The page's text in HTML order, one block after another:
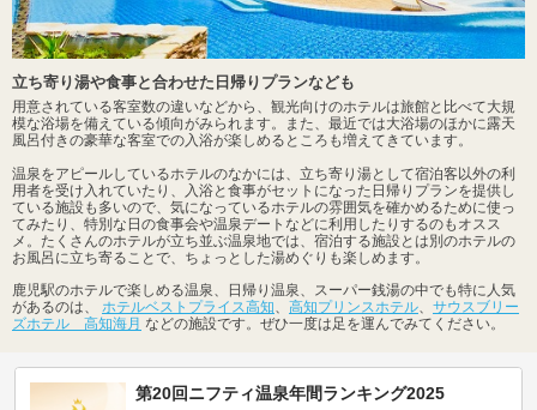
立ち寄り湯や食事と合わせた日帰りプランなども
用意されている客室数の違いなどから、観光向けのホテルは旅館と比べて大規
模な浴場を備えている傾向がみられます。また、最近では大浴場のほかに露天
風呂付きの豪華な客室での入浴が楽しめるところも増えてきています。
温泉をアピールしているホテルのなかには、立ち寄り湯として宿泊客以外の利
用者を受け入れていたり、入浴と食事がセットになった日帰りプランを提供し
ている施設も多いので、気になっているホテルの雰囲気を確かめるために使っ
てみたり、特別な日の食事会や温泉デートなどに利用したりするのもオスス
メ。たくさんのホテルが立ち並ぶ温泉地では、宿泊する施設とは別のホテルの
お風呂に立ち寄ることで、ちょっとした湯めぐりも楽しめます。
鹿児駅のホテルで楽しめる温泉、日帰り温泉、スーパー銭湯の中でも特に人気
があるのは、 ホテルベストプライス高知 高知プリンスホテル
サウスブリー
ズホテル 高知海月 などの施設です。ぜひ一度は足を運んでみてください。
第20回ニフティ温泉年間ランキング2025